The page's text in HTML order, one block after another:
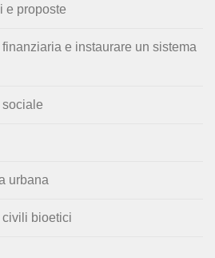
e proposte
e instaurare un sistema
sociale
urbana
civili bioetici